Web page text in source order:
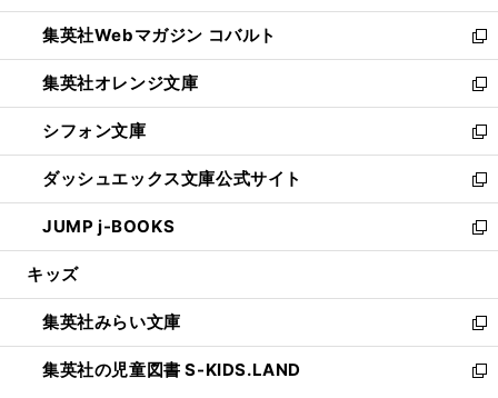
開
く
ウ
で
開
く
ン
ド
ウ
で
開
く
ウ
ィ
ン
ド
ウ
で
開
く
集英社Webマガジン コバルト
新
し
い
ウ
ィ
ン
ド
ウ
で
開
集英社オレンジ文庫
新
し
い
ウ
ィ
ン
ド
ウ
開
く
シフォン文庫
新
し
い
ウ
ィ
ン
ウ
で
開
く
ダッシュエックス文庫公式サイト
新
し
い
ウ
ン
ド
ウ
で
JUMP j-BOOKS
新
し
ウ
ィ
ン
ド
キッズ
集英社みらい文庫
新
し
い
集英社の児童図書 S-KIDS.LAND
新